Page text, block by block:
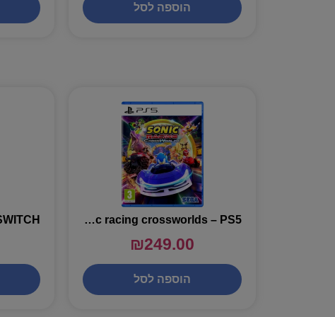
הוספה לסל
sonic racing crossworlds – PS5
₪249.00
הוספה לסל